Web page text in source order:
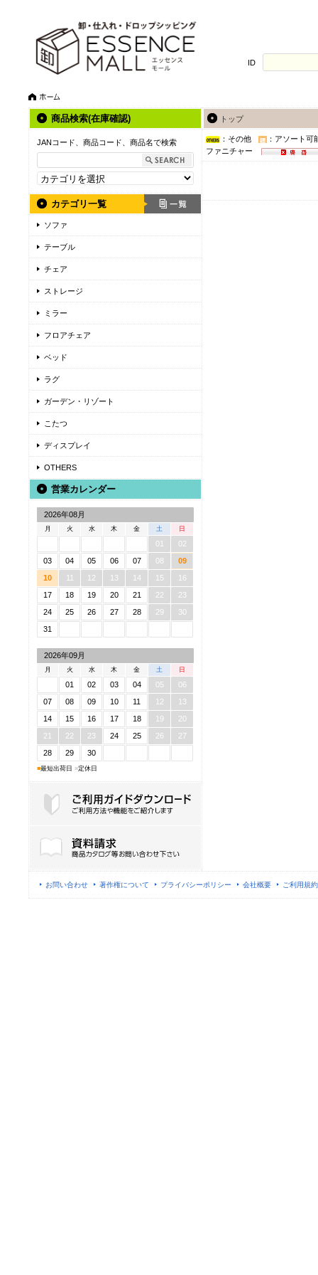
ID
商品検索(在庫確認)
JANコード、商品コード、商品名で検索
カテゴリ一覧
ソファ
テーブル
チェア
ストレージ
ミラー
フロアチェア
ベッド
ラグ
ガーデン・リゾート
こたつ
ディスプレイ
OTHERS
営業カレンダー
2026年08月
月 火 水 木 金 土 日
01
02
03
04 05 06 07 08
09
10
11 12 13 14 15
16
17
18 19 20 21 22
23
24
25 26 27 28 29
30
31
2026年09月
月 火 水 木 金 土 日
01 02 03 04 05
06
07
08 09 10 11 12
13
14
15 16 17 18 19
20
21
22 23 24 25 26
27
28
29 30
■最短出荷日 ■定休日
トップ
：その他
：アソート可
ファニチャー
お問い合わせ 著作権について プライバシーポリシー 会社概要 ご利用規約